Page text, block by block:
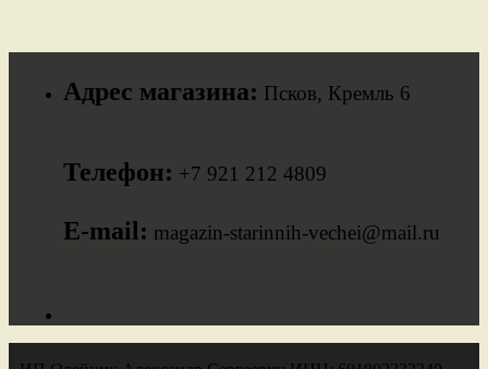
Адрес магазина: Псков, Кремль 6
Телефон: +7 921 212 4809
E-mail: magazin-starinnih-vechei@mail.ru